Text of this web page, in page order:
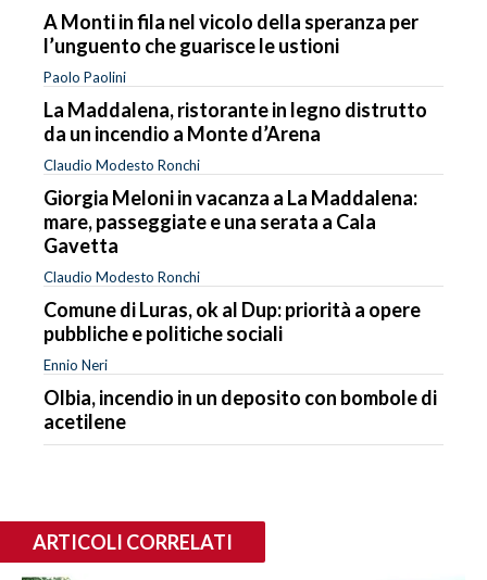
A Monti in fila nel vicolo della speranza per
l’unguento che guarisce le ustioni
Paolo Paolini
La Maddalena, ristorante in legno distrutto
da un incendio a Monte d’Arena
Claudio Modesto Ronchi
Giorgia Meloni in vacanza a La Maddalena:
mare, passeggiate e una serata a Cala
Gavetta
Claudio Modesto Ronchi
Comune di Luras, ok al Dup: priorità a opere
pubbliche e politiche sociali
Ennio Neri
Olbia, incendio in un deposito con bombole di
acetilene
ARTICOLI CORRELATI